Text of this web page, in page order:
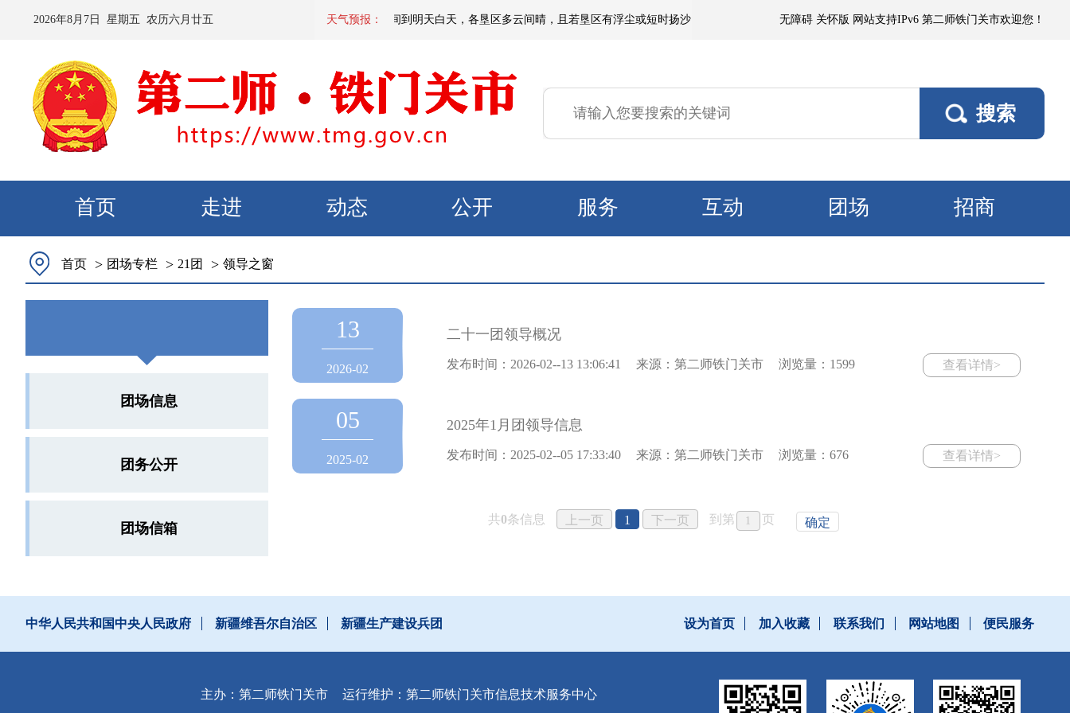
2026年8月 7 日 星期五 农历六月廿五 天气预报：
预计：今天夜间到明天白天，各垦区多云间晴，且若垦区有浮尘或短时扬沙，偏东区域有微到小阵雨，阵风5～6级；其他垦区阵风4～5级，焉耆垦区
无障碍 关怀版 网站支持IPv6 第二师铁门关市欢迎您！
首页 走进 动态 公开 服务 互动 团场 招商
首页 > 团场专栏 > 21团 > 领导之窗
团场信息
团务公开
团场信箱
13
2026-02
二十一团领导概况
发布时间：2026-02--13 13:06:41 来源：第二师铁门关市 浏览量：1599 查看详情>
05
2025-02
2025年1月团领导信息
发布时间：2025-02--05 17:33:40 来源：第二师铁门关市 浏览量：676 查看详情>
共0条信息 上一页 1 下一页 到第 页 确定
中华人民共和国中央人民政府 新疆维吾尔自治区 新疆生产建设兵团 设为首页 加入收藏 联系我们 网站地图 便民服务
主办：第二师铁门关市 运行维护：第二师铁门关市信息技术服务中心